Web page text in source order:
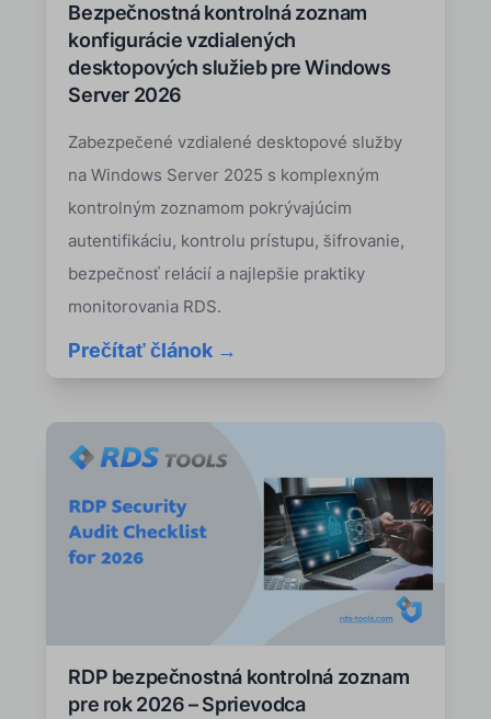
Bezpečnostná kontrolná zoznam
konfigurácie vzdialených
desktopových služieb pre Windows
Server 2026
Zabezpečené vzdialené desktopové služby
na Windows Server 2025 s komplexným
kontrolným zoznamom pokrývajúcim
autentifikáciu, kontrolu prístupu, šifrovanie,
bezpečnosť relácií a najlepšie praktiky
monitorovania RDS.
Prečítať článok →
RDP bezpečnostná kontrolná zoznam
pre rok 2026 – Sprievodca